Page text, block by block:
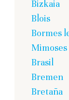
Bizkaia
Blois
Bormes
Mimoses
Brasil
Bremen
Bretaña